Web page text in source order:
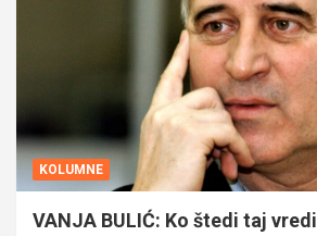
KOLUMNE
VANJA BULIĆ: Ko štedi taj vredi